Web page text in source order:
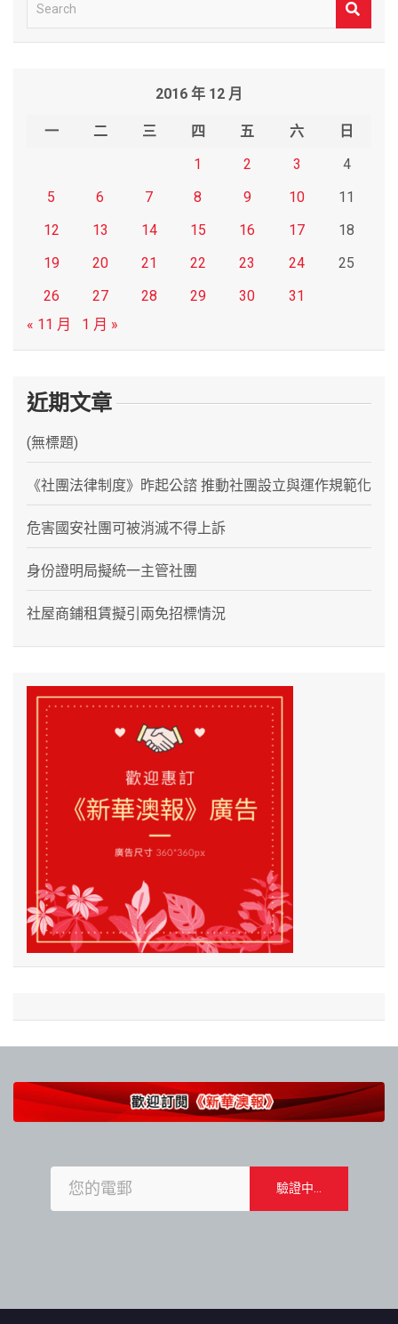
e
2016 年 12 月
一 二 三 四 五 六
日
1
2 3
4
5
6 7 8 9 10
11
12
13 14 15 16 17
18
19
20 21 22 23 24
25
26
27 28 29 30
31
« 11 月
1 月 »
近期文章
(無標題)
《社團法律制度》昨起公諮 推動社團設立與運作規範化
危害國安社團可被消滅不得上訴
身份證明局擬統一主管社團
社屋商鋪租賃擬引兩免招標情況